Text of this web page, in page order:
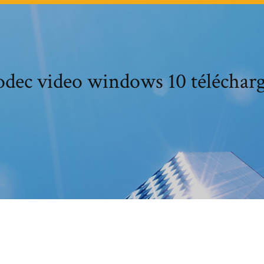
video windows 10